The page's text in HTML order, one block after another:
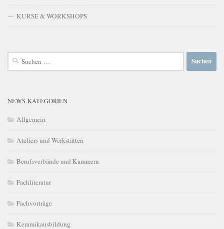
KURSE & WORKSHOPS
Suchen
NEWS-KATEGORIEN
Allgemein
Ateliers und Werkstätten
Berufsverbände und Kammern
Fachliteratur
Fachvorträge
Keramikausbildung